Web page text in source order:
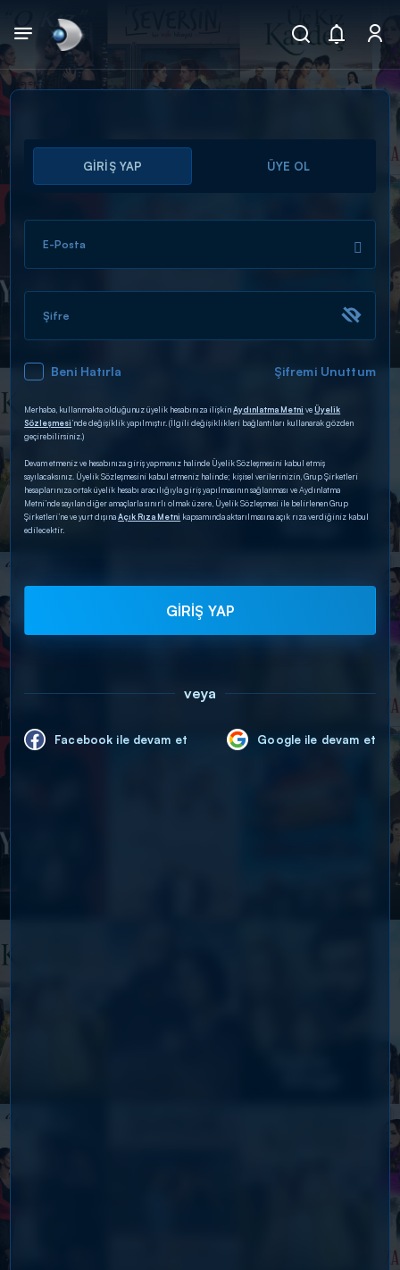
Arama
ARAMA SONUÇLARI
DİĞER SONUÇLAR
GİRİŞ YAP ÜYE OL
E-Posta
Şifre
Beni Hatırla Şifremi Unuttum
Merhaba, kullanmakta olduğunuz üyelik hesabınıza ilişkinAydınlatma Metni veÜyelik
Sözleşmesi’nde değişiklik yapılmıştır. (İlgili değişiklikleri bağlantıları kullanarak gözden
geçirebilirsiniz.)
Devam etmeniz ve hesabınıza giriş yapmanız halinde Üyelik Sözleşmesini kabul etmiş
sayılacaksınız. Üyelik Sözleşmesini kabul etmeniz halinde; kişisel verilerinizin, Grup Şirketleri
hesaplarınıza ortak üyelik hesabı aracılığıyla giriş yapılmasının sağlanması ve Aydınlatma
Metni’nde sayılan diğer amaçlarla sınırlı olmak üzere, Üyelik Sözleşmesi ile belirlenen Grup
Şirketleri’ne ve yurt dışınaAçık Rıza Metni kapsamında aktarılmasına açık rıza verdiğiniz kabul
edilecektir.
GİRİŞ YAP
veya
Facebook ile devam et Google ile devam et